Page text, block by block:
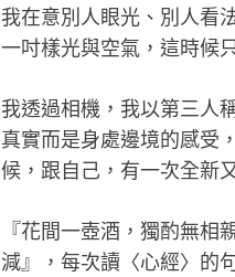
我在意別人眼光 、別人看
一吋樣光與空氣，這時候
我透過相機，我以第三人
真實而是身處邊境的感受
候，跟自己，有一次全新
『花間一壺酒，獨酌無­相
減』，每次讀〈­心經〉的